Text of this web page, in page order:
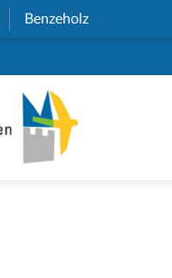
(External Link)
Benzeholz(External Link)